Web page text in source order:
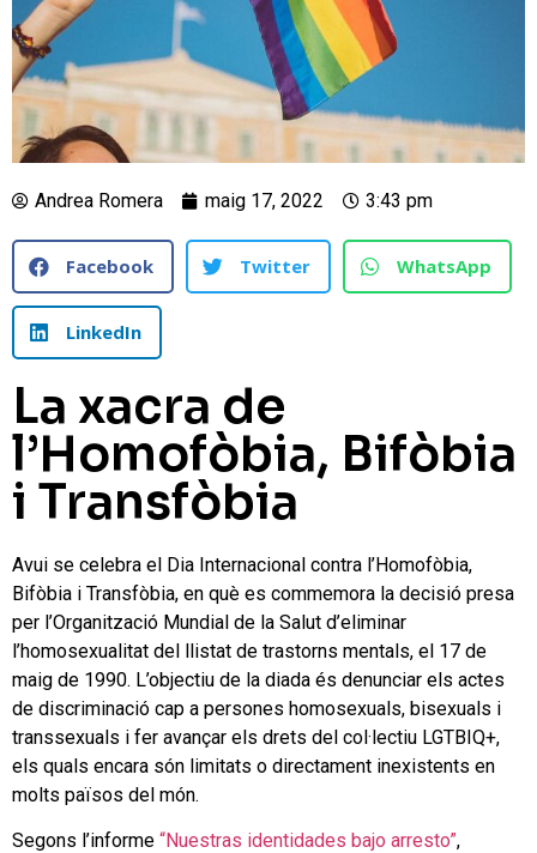
Andrea Romera maig 17, 2022 3:43 pm
Facebook Twitter WhatsApp
LinkedIn
La xacra de
l’Homofòbia, Bifòbia
i Transfòbia
Avui se celebra el Dia Internacional contra l’Homofòbia,
Bifòbia i Transfòbia, en què es commemora la decisió presa
per l’Organització Mundial de la Salut d’eliminar
l’homosexualitat del llistat de trastorns mentals, el 17 de
maig de 1990. L’objectiu de la diada és denunciar els actes
de discriminació cap a persones homosexuals, bisexuals i
transsexuals i fer avançar els drets del col·lectiu LGTBIQ+,
els quals encara són limitats o directament inexistents en
molts països del món.
Segons l’informe “Nuestras identidades bajo arresto”,